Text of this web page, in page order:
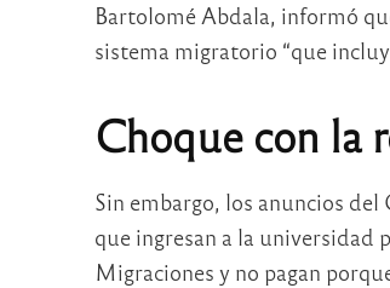
Bartolomé Abdala, informó
sistema migratorio “que
Choque con la
Sin embargo, los anuncios
que ingresan a la
Migraciones y no pagan